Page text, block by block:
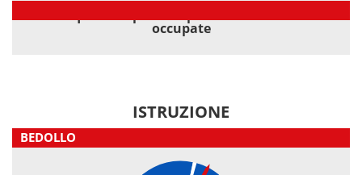
occupate
ISTRUZIONE
BEDOLLO